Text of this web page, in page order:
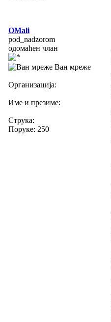
OMali
pod_nadzorom
одомаћен члан
Ван мреже
Организација:
Име и презиме:
Струка:
Поруке: 250